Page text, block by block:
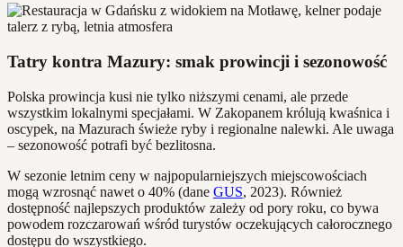
Tatry kontra Mazury: smak prowincji i sezonowość
Polska prowincja kusi nie tylko niższymi cenami, ale przede
wszystkim lokalnymi specjałami. W Zakopanem królują kwaśnica i
oscypek, na Mazurach świeże ryby i regionalne nalewki. Ale uwaga
– sezonowość potrafi być bezlitosna.
W sezonie letnim ceny w najpopularniejszych miejscowościach
mogą wzrosnąć nawet o 40% (dane GUS, 2023). Również
dostępność najlepszych produktów zależy od pory roku, co bywa
powodem rozczarowań wśród turystów oczekujących całorocznego
dostępu do wszystkiego.